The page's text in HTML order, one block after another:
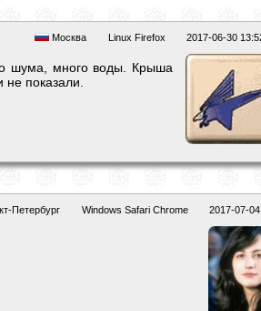
2017-06-30
Linux Firefox
Москва
шума, много воды. Крыша
показали.
2017-07-
Windows Safari Chrome
Петербург